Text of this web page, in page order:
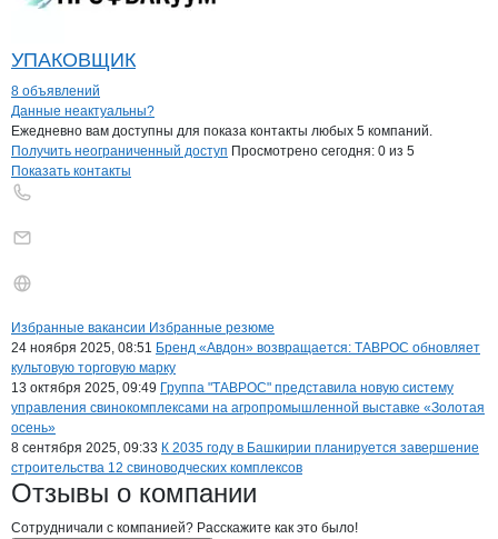
УПАКОВЩИК
8 объявлений
Контактыкомпании
+7(800)000-00-..
Данные неактуальны?
Ежедневно вам доступны для показа контакты любых 5 компаний.
Получить неограниченный доступ Просмотрено сегодня: 0 из 5
Показать контакты
Брендыкомпани Таврос
Вакансии вТаврос
Избранные вакансии Избранные резюме
Новости oТаврос, ООО
24 ноября 2025, 08:51 Бренд «Авдон» возвращается: ТАВРОС обновляет
культовую торговую марку
13 октября 2025, 09:49 Группа "ТАВРОС" представила новую систему
управления свинокомплексами на агропромышленной выставке «Золотая
осень»
8 сентября 2025, 09:33 К 2035 году в Башкирии планируется завершение
строительства 12 свиноводческих комплексов
Отзывы о компании
Сотрудничали с компанией? Расскажите как это было!